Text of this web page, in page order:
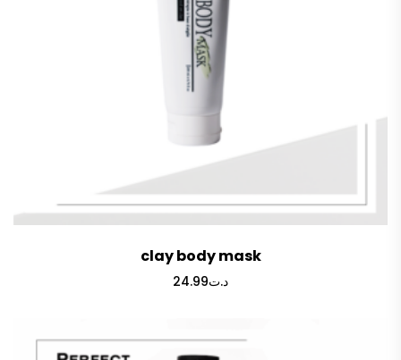
clay body mask
د.ت24.99